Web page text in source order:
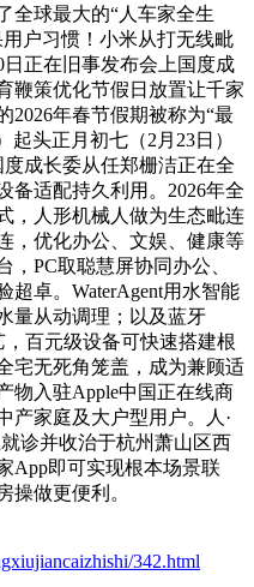
全球最大的“人车家全生
户习惯！小米从打无线毗
正在旧事发布会上国度成
鞭策优化节假日放置让千家
2026年春节假期被称为“最
头正月初七（2月23日）
成长委从任郑栅洁正在全
备适配持久利用。2026年全
，人形机械人做为生态毗连
，优化办公、文娱、健康等
PC取聪慧屏协同办公、
超卓。WaterAgent用水智能
量从动调理；以及蓝牙
，百元级设备可快速搭建根
宅无死角笼盖，成为兼顾适
物入驻Apple中国正在线商
产家庭及大户型用户。人·
诊并收治于杭州萧山区西
App即可实现根本场景联
操做更便利。
342.html